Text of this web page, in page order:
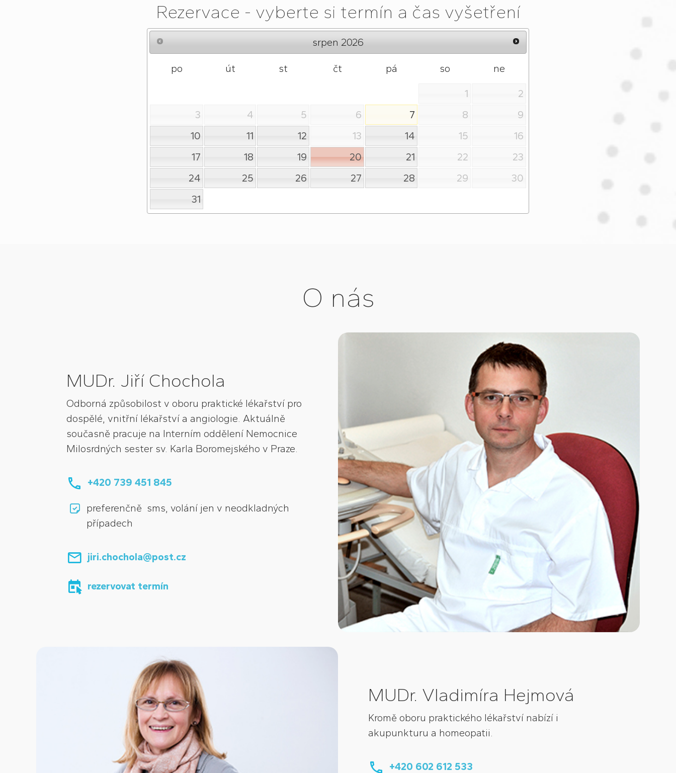
Rezervace - vyberte si termín a čas vyšetření
srpen 2026
po út st čt pá so ne
1
2
3
4 5 6 7 8
9
10
11 12 13 14 15
16
17
18 19 20 21 22
23
24
25 26 27 28 29
30
31
O nás
MUDr. Jiří Chochola
Odborná způsobilost v oboru praktické lékařství pro
dospělé, vnitřní lékařství a angiologie. Aktuálně
současně pracuje na Interním oddělení Nemocnice
Milosrdných sester sv. Karla Boromejského v Praze.
+420 739 451 845
preferenčně sms, volání jen v neodkladných
případech
jiri.chochola@post.cz
rezervovat termín
MUDr. Vladimíra Hejmová
Kromě oboru praktického lékařství nabízí i
akupunkturu a homeopatii.
+420 602 612 533